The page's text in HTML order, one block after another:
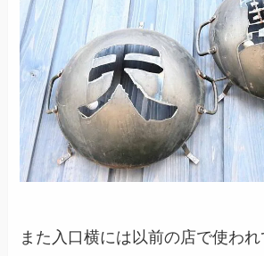
また入口横には以前の店で使わ